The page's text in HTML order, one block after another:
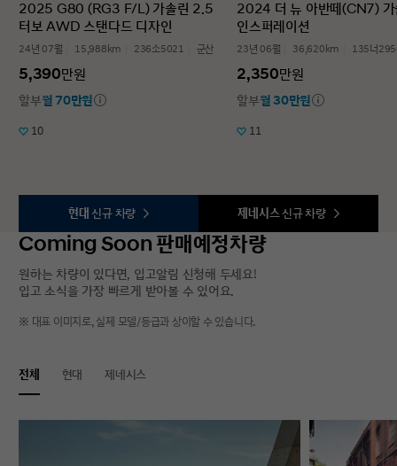
2025 G80 (RG3 F/L) 가솔린 2.5
터보 AWD 스탠다드 디자인
24년 07월 15,988km 236소5021 군산
5,390만원
할부월 70만원
10
2024 더 뉴 아반떼(CN7)
인스퍼레이션
23년 06월 36,620km 135너
2,350만원
할부월 30만원
11
현대 신규 차량 제네시스 신규 차량
Coming Soon 판매예정차량
원하는 차량이 있다면, 입고알림 신청해 두세요!
입고 소식을 가장 빠르게 받아볼 수 있어요.
※ 대표 이미지로, 실제 모델/등급과 상이할 수 있습니다.
전체 현대 제네시스